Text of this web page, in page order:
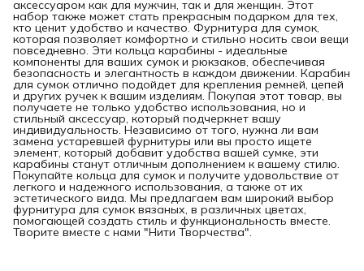
аксессуаром как для мужчин, так и для женщин. Этот
набор также может стать прекрасным подарком для тех,
кто ценит удобство и качество. Фурнитура для сумок,
которая позволяет комфортно и стильно носить свои вещи
повседневно. Эти кольца карабины - идеальные
компоненты для ваших сумок и рюкзаков, обеспечивая
безопасность и элегантность в каждом движении. Карабин
для сумок отлично подойдет для крепления ремней, цепей
и других ручек к вашим изделиям. Покупая этот товар, вы
получаете не только удобство использования, но и
стильный аксессуар, который подчеркнет вашу
индивидуальность. Независимо от того, нужна ли вам
замена устаревшей фурнитуры или вы просто ищете
элемент, который добавит удобства вашей сумке, эти
карабины станут отличным дополнением к вашему стилю.
Покупайте кольца для сумок и получите удовольствие от
легкого и надежного использования, а также от их
эстетического вида. Мы предлагаем вам широкий выбор
фурнитура для сумок вязаных, в различных цветах,
помогающей создать стиль и функциональность вместе.
Творите вместе с нами "Нити Творчества".